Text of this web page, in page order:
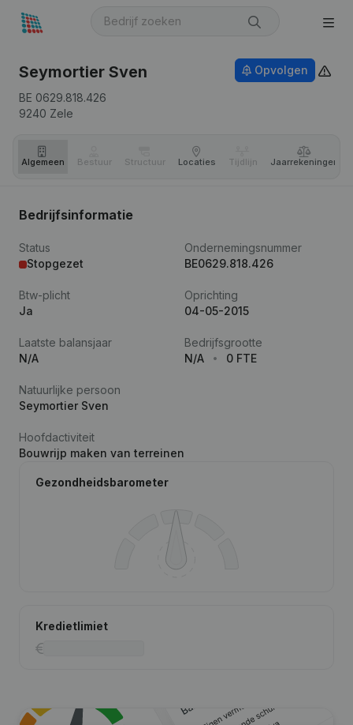
Seymortier Sven
BE 0629.818.426
9240 Zele
Opvolgen
Algemeen Bestuur Structuur Locaties Tijdlijn Jaar­rekeningen
Bedrijfsinformatie
Status
Stopgezet
Ondernemingsnummer
BE0629.818.426
Btw-plicht
Ja
Oprichting
04-05-2015
Laatste balansjaar
N/A
Bedrijfsgrootte
N/A
0 FTE
Natuurlijke persoon
Seymortier Sven
Hoofdactiviteit
Bouwrijp maken van terreinen
Gezondheidsbarometer
Kredietlimiet